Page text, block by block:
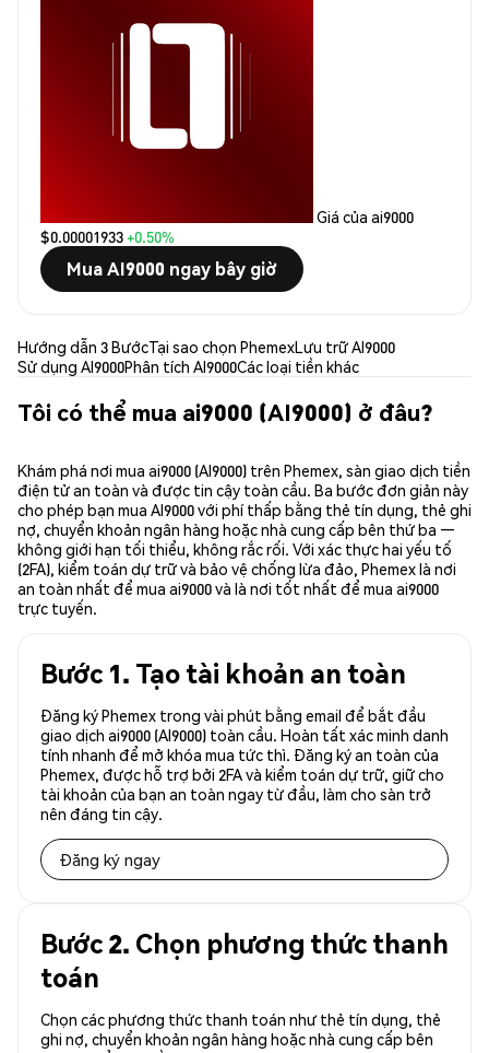
Giá của ai9000
$0.00001933+0.50%
Mua AI9000 ngay bây giờ
Hướng dẫn 3 BướcTại sao chọn PhemexLưu trữ AI9000
Sử dụng AI9000Phân tích AI9000Các loại tiền khác
Tôi có thể mua ai9000 (AI9000) ở đâu?
Khám phá nơi mua ai9000 (AI9000) trên Phemex, sàn giao dịch tiền
điện tử an toàn và được tin cậy toàn cầu. Ba bước đơn giản này
cho phép bạn mua AI9000 với phí thấp bằng thẻ tín dụng, thẻ ghi
nợ, chuyển khoản ngân hàng hoặc nhà cung cấp bên thứ ba —
không giới hạn tối thiểu, không rắc rối. Với xác thực hai yếu tố
(2FA), kiểm toán dự trữ và bảo vệ chống lừa đảo, Phemex là nơi
an toàn nhất để mua ai9000 và là nơi tốt nhất để mua ai9000
trực tuyến.
Bước 1. Tạo tài khoản an toàn
Đăng ký Phemex trong vài phút bằng email để bắt đầu
giao dịch ai9000 (AI9000) toàn cầu. Hoàn tất xác minh danh
tính nhanh để mở khóa mua tức thì. Đăng ký an toàn của
Phemex, được hỗ trợ bởi 2FA và kiểm toán dự trữ, giữ cho
tài khoản của bạn an toàn ngay từ đầu, làm cho sàn trở
nên đáng tin cậy.
Đăng ký ngay
Bước 2. Chọn phương thức thanh
toán
Chọn các phương thức thanh toán như thẻ tín dụng, thẻ
ghi nợ, chuyển khoản ngân hàng hoặc nhà cung cấp bên